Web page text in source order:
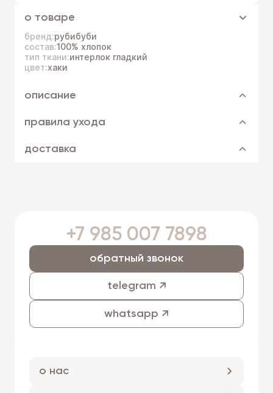
о товаре
бренд:рубибуби
состав:100% хлопок
тип ткани:интерлок гладкий
цвет:хаки
описание
правила ухода
доставка
+7 985 007 7898
telegram ↗
whatsapp ↗
обратный звонок
о нас